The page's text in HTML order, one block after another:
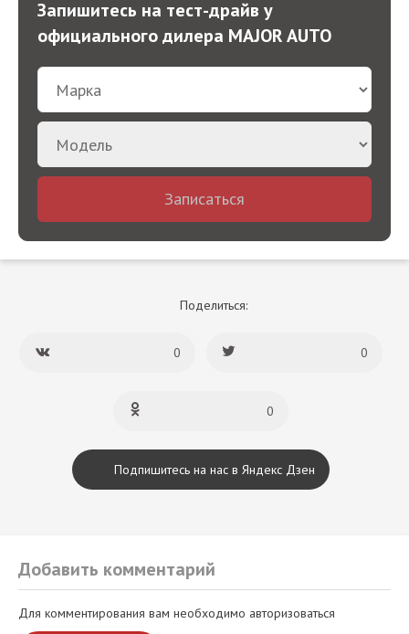
Запишитесь на тест-драйв у
официального дилера MAJOR AUTO
Записаться
Поделиться:
0 0
0
Подпишитесь на нас в Яндекс Дзен
Добавить комментарий
Для комментирования вам необходимо авторизоваться